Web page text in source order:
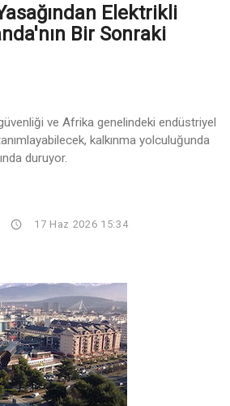
Elektrikli
Bir Sonraki
ve Afrika genelindeki endüstriyel
kalkınma yolculuğunda
duruyor.
17 Haz 2026 15:34